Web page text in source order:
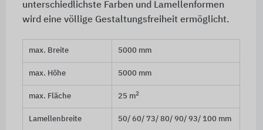
unterschiedlichste Farben und Lamellenformen
wird eine völlige Gestaltungsfreiheit ermöglicht.
max. Breite 5000 mm
max. Höhe 5000 mm
max. Fläche 25 m2
Lamellenbreite 50/ 60/ 73/ 80/ 90/ 93/ 100 mm